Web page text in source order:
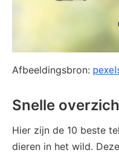
Afbeeldingsbron:
Snelle
Hier zijn de 10 beste
dieren in het wild.